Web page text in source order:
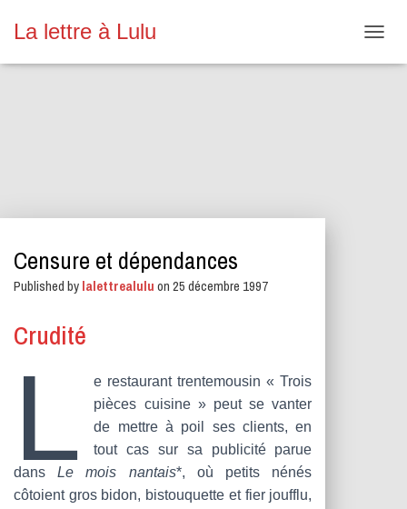
La lettre à Lulu
U
Censure et dépendances
Published bylalettrealuluon25 décembre 1997
Crudité
L
e restaurant trentemousin « Trois
pièces cuisine » peut se vanter
de mettre à poil ses clients, en
tout cas sur sa publicité parue
dansLe mois nantais*, où petits nénés
côtoient gros bidon, bistouquette et fier joufflu,